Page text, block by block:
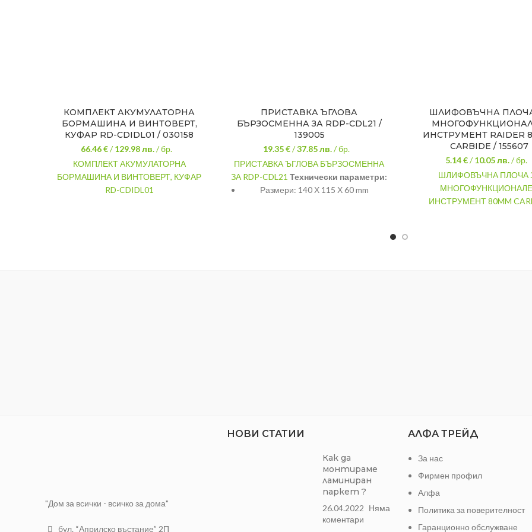
КОМПЛЕКТ АКУМУЛАТОРНА
БОРМАШИНА И ВИНТОВЕРТ,
КУФАР RD-CDIDL01 / 030158
66.46 €/129.98лв. / бр.
КОМПЛЕКТ АКУМУЛАТОРНА
БОРМАШИНА И ВИНТОВЕРТ, КУФАР
RD-CDIDL01
ПРИСТАВКА ЪГЛОВА
БЪРЗОСМЕННА ЗА RDP-CDL21 /
139005
19.35 €/37.85лв. / бр.
ПРИСТАВКА ЪГЛОВА БЪРЗОСМЕННА
ЗА RDP-CDL21 Технически параметри:
Размери: 140 Х 115 Х 60 mm
ШЛИФОВЪЧНА
ИНСТРУМЕНТ RAIDER
CARBIDE / 155607
5.14 €/10.05лв. / бр.
ШЛИФОВЪЧНА ПЛОЧА
ИНСТРУМЕНТ 80MM
"Дом за всички - всичко за дома"
бул. “Априлско въстание” 2П
НОВИ СТАТИИ
Как да
монтираме
ламиниран
паркет ?
26.04.2022 Няма
коментари
АЛФА ТРЕЙД
За нас
Фирмен профил
Алфа
Политика за поверителност
Гаранционно обслужване